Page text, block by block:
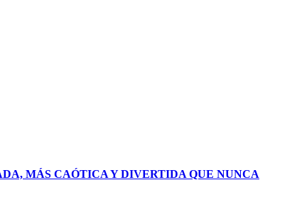
MÁS CAÓTICA Y DIVERTIDA QUE NUNCA